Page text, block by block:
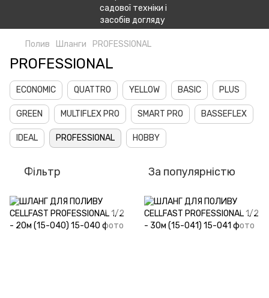
Полив Шланги PROFESSIONAL
PROFESSIONAL
ECONOMIC QUATTRO YELLOW BASIC PLUS
GREEN MULTIFLEX PRO SMART PRO BASSEFLEX
IDEAL PROFESSIONAL HOBBY
Фільтр За популярністю